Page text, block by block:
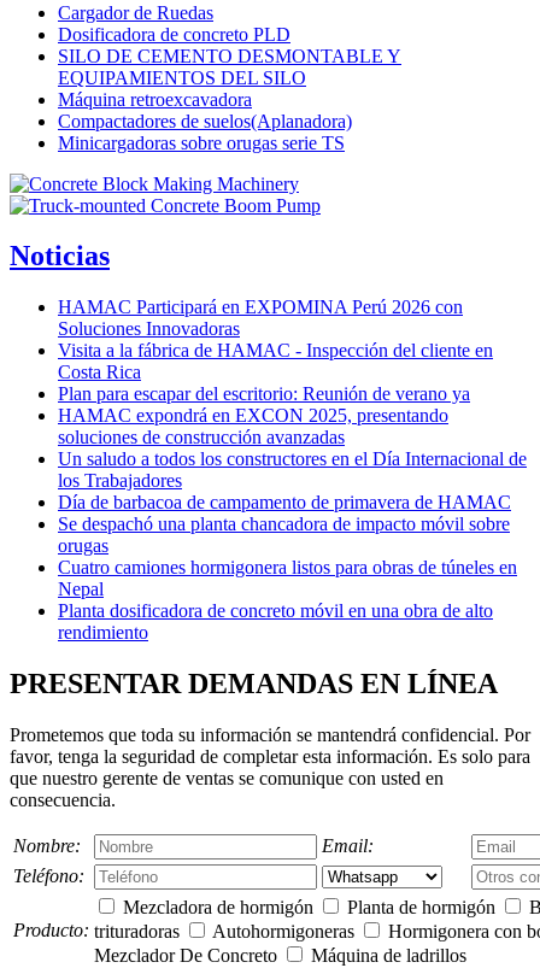
Cargador de Ruedas
Dosificadora de concreto PLD
SILO DE CEMENTO DESMONTABLE Y
EQUIPAMIENTOS DEL SILO
Máquina retroexcavadora
Compactadores de suelos(Aplanadora)
Minicargadoras sobre orugas serie TS
Noticias
HAMAC Participará en EXPOMINA Perú 2026 con
Soluciones Innovadoras
Visita a la fábrica de HAMAC - Inspección del cliente en
Costa Rica
Plan para escapar del escritorio: Reunión de verano ya
HAMAC expondrá en EXCON 2025, presentando
soluciones de construcción avanzadas
Un saludo a todos los constructores en el Día Internacional de
los Trabajadores
Día de barbacoa de campamento de primavera de HAMAC
Se despachó una planta chancadora de impacto móvil sobre
orugas
Cuatro camiones hormigonera listos para obras de túneles en
Nepal
Planta dosificadora de concreto móvil en una obra de alto
rendimiento
PRESENTAR DEMANDAS EN LÍNEA
Prometemos que toda su información se mantendrá confidencial. Por
favor, tenga la seguridad de completar esta información. Es solo para
que nuestro gerente de ventas se comunique con usted en
consecuencia.
Nombre:
Email:
Teléfono:
Producto:
Mezcladora de hormigón Planta de hormigón
trituradoras
Autohormigoneras
Hormigonera con
Mezclador De Concreto
Máquina de ladrillos